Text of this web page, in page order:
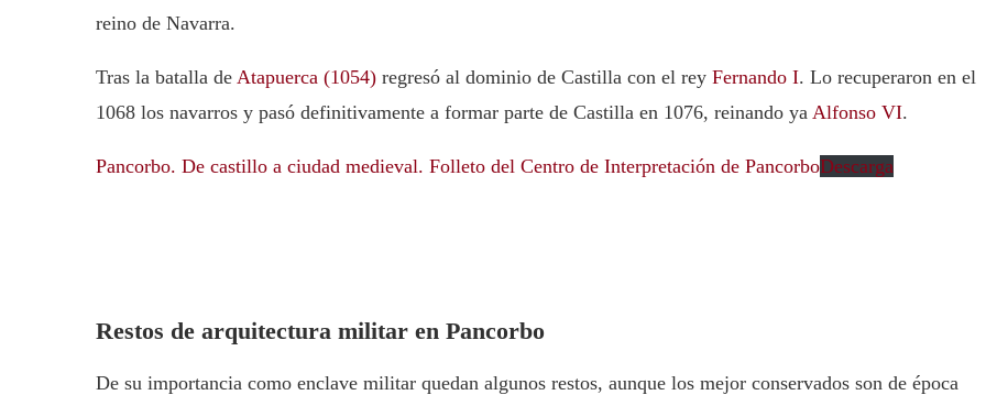
reino de Navarra.
Tras la batalla de Atapuerca (1054) regresó al dominio de Castilla con el rey Fernando I. Lo recuperaron en el
1068 los navarros y pasó definitivamente a formar parte de Castilla en 1076, reinando ya Alfonso VI.
Pancorbo. De castillo a ciudad medieval. Folleto del Centro de Interpretación de PancorboDescarga
Restos de arquitectura militar en Pancorbo
De su importancia como enclave militar quedan algunos restos, aunque los mejor conservados son de época